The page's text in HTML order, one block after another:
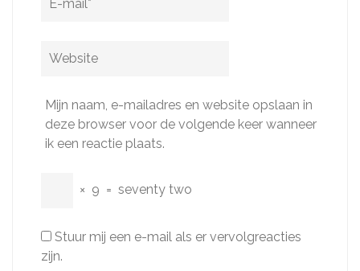
Website
Mijn naam, e-mailadres en website opslaan in
deze browser voor de volgende keer wanneer
ik een reactie plaats.
× 9 = seventy two
Stuur mij een e-mail als er vervolgreacties
zijn.